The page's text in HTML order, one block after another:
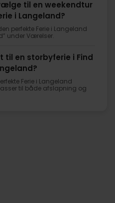
til en weekendtur
i Langeland?
perfekte Ferie i Langeland
under Værelser.
til en storbyferie i Find
Ferie i Langeland
til både afslapning og